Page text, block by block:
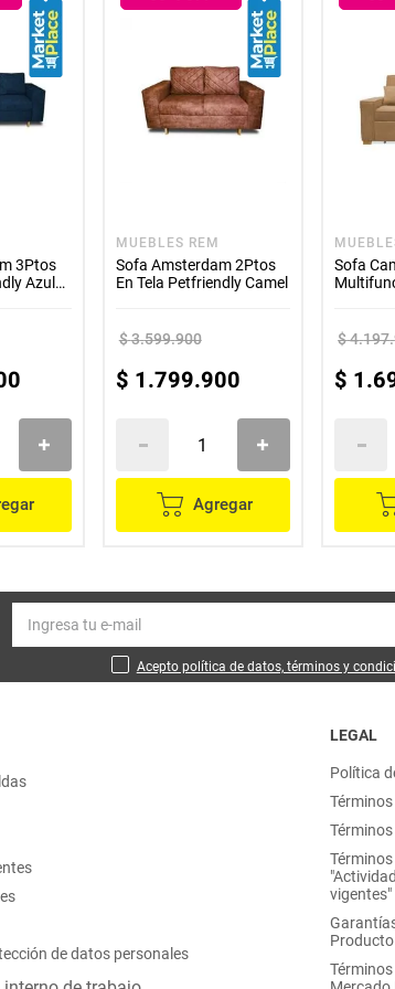
3Ptos
Azul
MUEBLES REM
Sofa Amsterdam 2Ptos
En Tela Petfriendly Camel
$3.599.900
$ 1.799.900
Agregar
Sofa
$4.197.
$ 1.
Acepto política de datos, términos y
de datos personales
LEGAL
Política
Términos
vigentes"
Producto